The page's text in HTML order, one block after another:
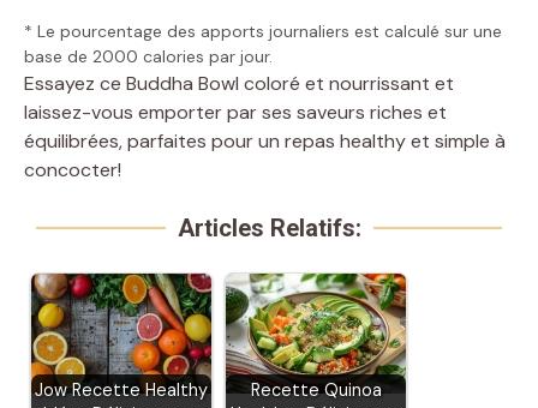
* Le pourcentage des apports journaliers est calculé sur une
base de 2000 calories par jour.
Essayez ce Buddha Bowl coloré et nourrissant et
laissez-vous emporter par ses saveurs riches et
équilibrées, parfaites pour un repas healthy et simple à
concocter!
Articles Relatifs:
Jow Recette Healthy
Recette Quinoa